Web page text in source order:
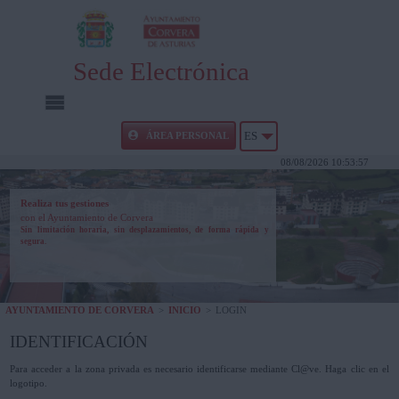
Sede Electrónica
INICIO
CARPETA CIUDADANA
AYUDA
ÁREA PERSONAL ES
08/08/2026 10:53:57
Realiza tus gestiones
con el Ayuntamiento de Corvera
Sin limitación horaria, sin desplazamientos, de forma rápida y
segura.
AYUNTAMIENTO DE CORVERA INICIO LOGIN
IDENTIFICACIÓN
Para acceder a la zona privada es necesario identificarse mediante Cl@ve. Haga clic en el
logotipo.